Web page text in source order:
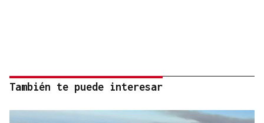
También te puede interesar